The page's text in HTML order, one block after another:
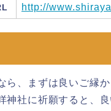
http://
ら、まずは良いご縁か
神社に祈願すると、